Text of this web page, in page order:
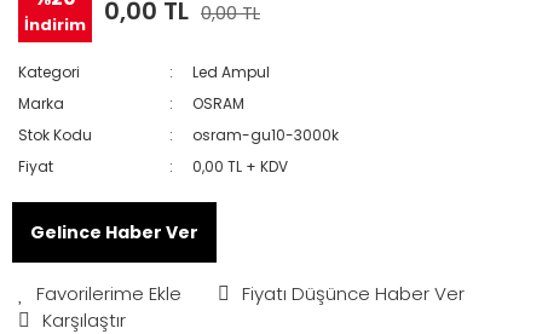
İndirim 0,00 TL 0,00 TL
Kategori
Led Ampul
Marka
OSRAM
Stok Kodu
osram-gu10-3000k
Fiyat
0,00 TL + KDV
Gelince Haber Ver
Fiyatı Düşünce Haber Ver
Karşılaştır